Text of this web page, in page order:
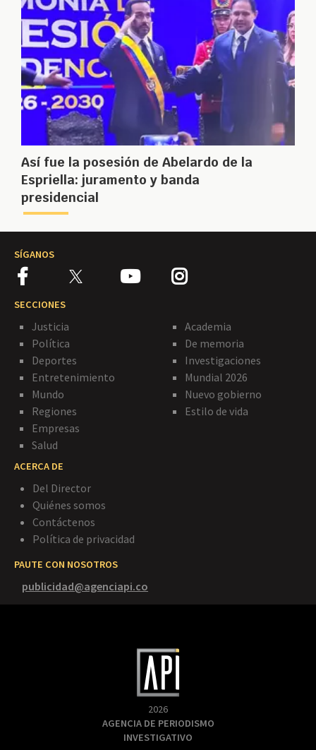
Así fue la posesión de Abelardo de la
Espriella: juramento y banda
presidencial
SÍGANOS
SECCIONES
Justicia
Política
Deportes
Entretenimiento
Mundo
Regiones
Empresas
Salud
Academia
De memoria
Investigaciones
Mundial 2026
Nuevo gobierno
Estilo de vida
ACERCA DE
Del Director
Quiénes somos
Contáctenos
Política de privacidad
PAUTE CON NOSOTROS
publicidad@agenciapi.co
2026
AGENCIA DE PERIODISMO
INVESTIGATIVO